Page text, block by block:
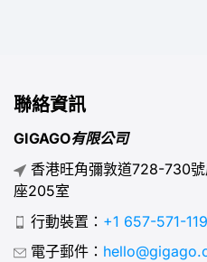
聯絡資訊
GIGAGO有限公司
香港旺角彌敦道728-730
座205室
行動裝置： +1 657-571-
電子郵件：